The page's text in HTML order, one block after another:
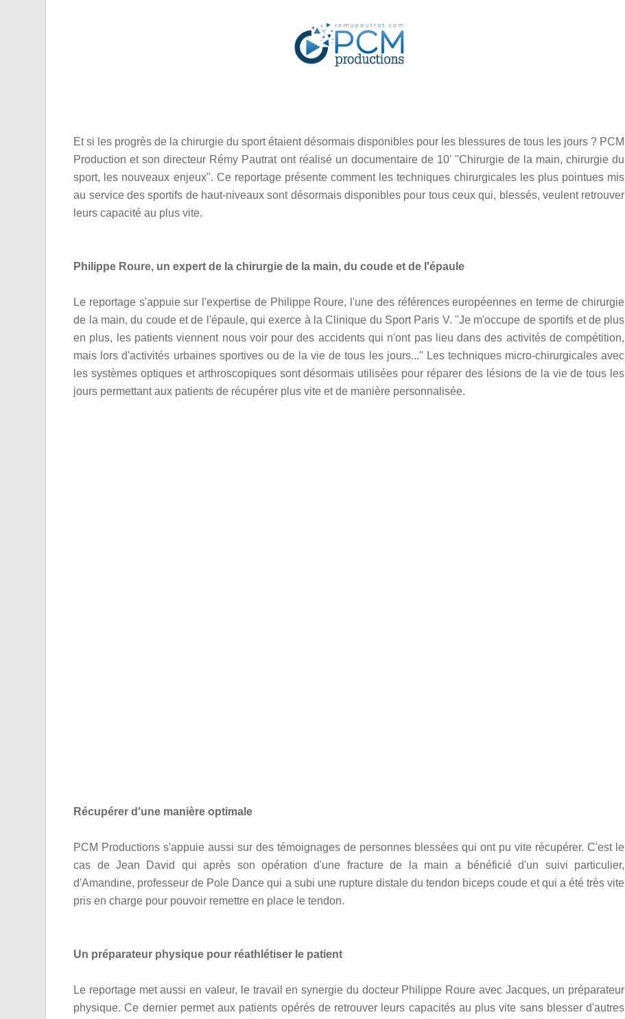
Et si les progrès de la chirurgie du sport étaient désormais disponibles pour les blessures de tous les jours ? PCM
Production et son directeur Rémy Pautrat ont réalisé un documentaire de 10' "Chirurgie de la main, chirurgie du
sport, les nouveaux enjeux". Ce reportage présente comment les techniques chirurgicales les plus pointues mis
au service des sportifs de haut-niveaux sont désormais disponibles pour tous ceux qui, blessés, veulent retrouver
leurs capacité au plus vite.
Philippe Roure, un expert de la chirurgie de la main, du coude et de l'épaule
Le reportage s'appuie sur l'expertise de Philippe Roure, l'une des références européennes en terme de chirurgie
de la main, du coude et de l'épaule, qui exerce à la Clinique du Sport Paris V. "Je m'occupe de sportifs et de plus
en plus, les patients viennent nous voir pour des accidents qui n'ont pas lieu dans des activités de compétition,
mais lors d'activités urbaines sportives ou de la vie de tous les jours..." Les techniques micro-chirurgicales avec
les systèmes optiques et arthroscopiques sont désormais utilisées pour réparer des lésions de la vie de tous les
jours permettant aux patients de récupérer plus vite et de manière personnalisée.
Récupérer d'une manière optimale
PCM Productions s'appuie aussi sur des témoignages de personnes blessées qui ont pu vite récupérer. C'est le
cas de Jean David qui après son opération d'une fracture de la main a bénéficié d'un suivi particulier,
d'Amandine, professeur de Pole Dance qui a subi une rupture distale du tendon biceps coude et qui a été très vite
pris en charge pour pouvoir remettre en place le tendon.
Un préparateur physique pour réathlétiser le patient
Le reportage met aussi en valeur, le travail en synergie du docteur Philippe Roure avec Jacques, un préparateur
physique. Ce dernier permet aux patients opérés de retrouver leurs capacités au plus vite sans blesser d'autres